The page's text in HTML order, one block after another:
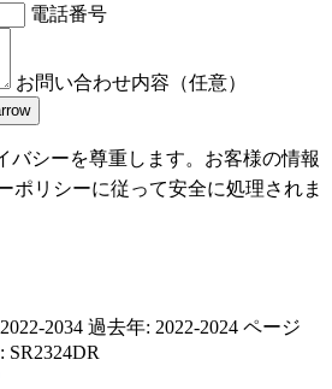
電話番号
お問い合わせ内容（任意）
バシーを尊重します。お客様の情報
ポリシーに従って安全に処理されま
2034 過去年: 2022-2024 ページ
SR2324DR